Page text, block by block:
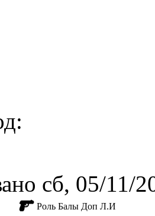
сб, 05/11/
Роль Балы Доп Л.И